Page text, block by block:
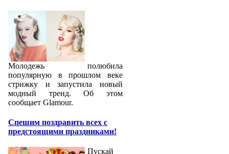
Молодежь полюбила
популярную в прошлом веке
стрижку и запустила новый
модный тренд. Об этом
сообщает Glamour.
Спешим поздравить всех с
предстоящими праздниками!
Пускай